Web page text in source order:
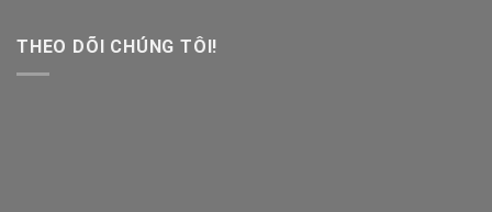
THEO DÕI CHÚNG TÔI!